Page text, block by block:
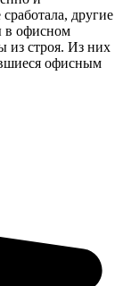
другие
в офисном
из строя. Из них
офисным